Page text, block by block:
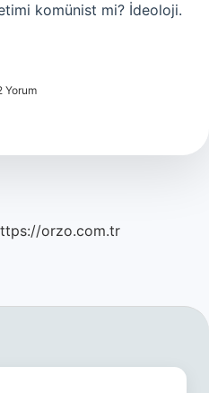
komünist mi? İdeoloji.
Yorum
orzo.com.tr